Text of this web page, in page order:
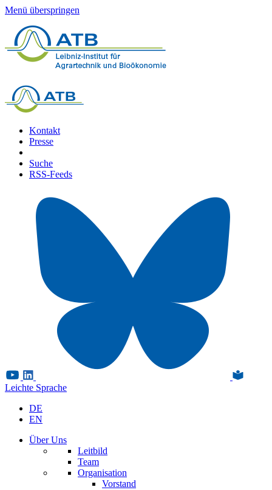
Menü überspringen
Kontakt
Presse
Suche
RSS-Feeds
Leichte Sprache
DE
EN
Über Uns
Leitbild
Team
Organisation
Vorstand